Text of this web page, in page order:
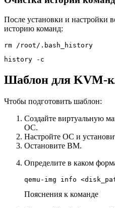
После установки и настройки
историю команд:
rm /root/.bash_history
history -c
Шаблон для KVM-
Чтобы подготовить шаблон:
Создайте виртуальную
ОС.
Настройте ОС и
Остановите ВМ.
Определите в каком
qemu-img info
Пояснения к команде